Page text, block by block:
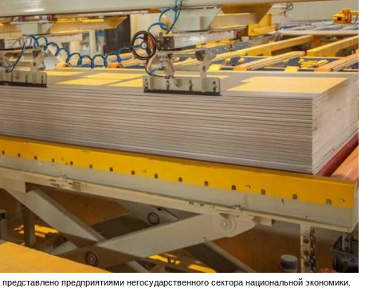
предприятиями негосударственного сектора национальной экономики.